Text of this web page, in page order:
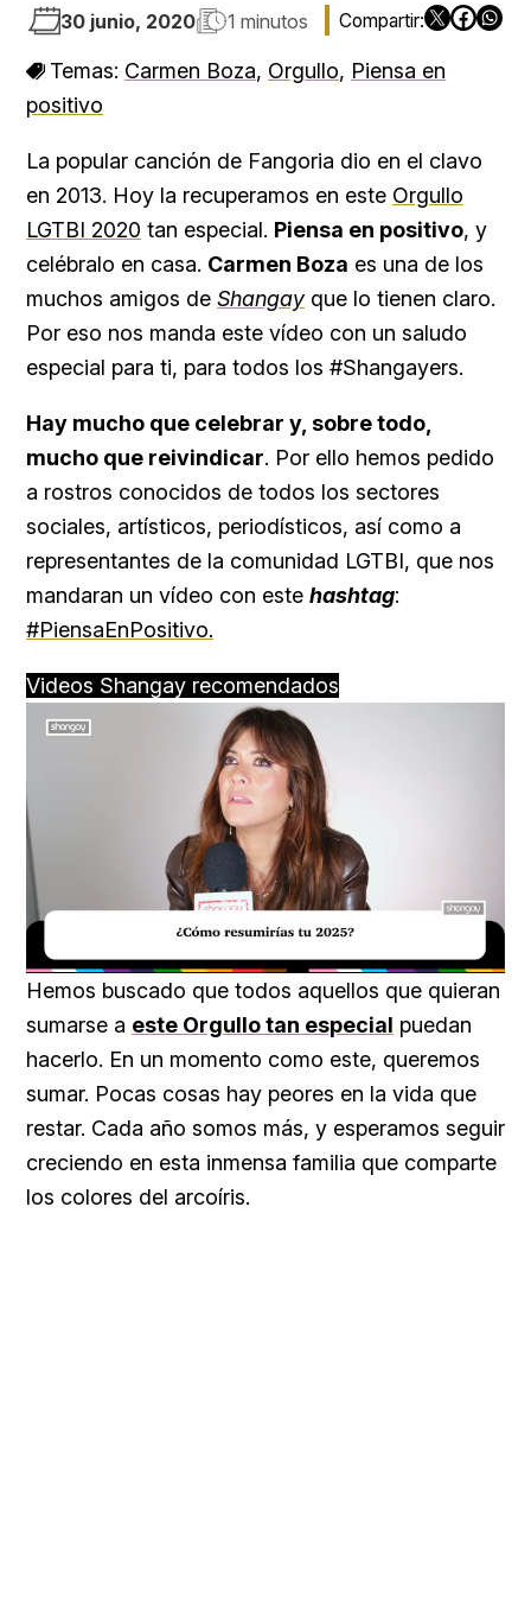
30 junio, 2020 1 minutos
Temas: Carmen Boza, Orgullo, Piensa en
positivo
La popular canción de Fangoria dio en el clavo
en 2013. Hoy la recuperamos en este Orgullo
LGTBI 2020 tan especial. Piensa en positivo, y
celébralo en casa. Carmen Boza es una de los
muchos amigos de Shangay que lo tienen claro.
Por eso nos manda este vídeo con un saludo
especial para ti, para todos los #Shangayers.
Hay mucho que celebrar y, sobre todo,
mucho que reivindicar. Por ello hemos pedido
a rostros conocidos de todos los sectores
sociales, artísticos, periodísticos, así como a
representantes de la comunidad LGTBI, que nos
mandaran un vídeo con este hashtag:
#PiensaEnPositivo.
Videos Shangay recomendados
Unmute Loaded:
15.78%
Hemos buscado que todos aquellos que quieran
sumarse a este Orgullo tan especial puedan
hacerlo. En un momento como este, queremos
sumar. Pocas cosas hay peores en la vida que
restar. Cada año somos más, y esperamos seguir
creciendo en esta inmensa familia que comparte
los colores del arcoíris.